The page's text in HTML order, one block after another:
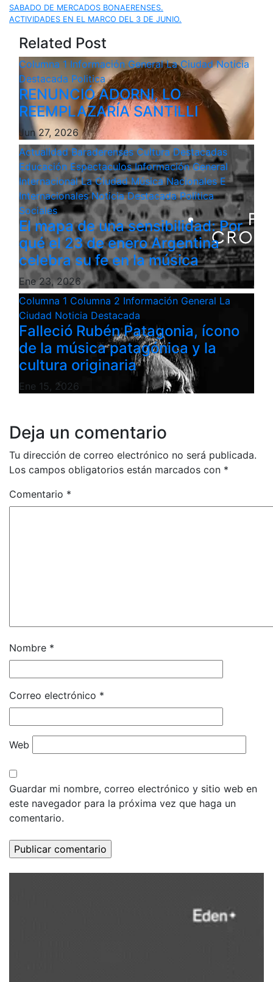
Navegación
de
entradas
SABADO DE MERCADOS BONAERENSES.
ACTIVIDADES EN EL MARCO DEL 3 DE JUNIO.
Related Post
Columna 1 Información GeneralLa CiudadNoticia
Destacada Politica
RENUNCIÓ ADORNI, LO
REEMPLAZARÍA SANTILLI
Jun 27, 2026
ActualidadBaraderensesCulturaDestacadas
Educación EspectaculosInformación General
InternacionalLa CiudadMúsicaNacionales E
InternacionalesNoticia DestacadaPolitica
Sociales
El mapa de una sensibilidad: Por
qué el 23 de enero Argentina
celebra su fe en la música
Ene 23, 2026
Columna 1 Columna 2 Información General La
Ciudad Noticia Destacada
Falleció Rubén Patagonia, ícono
de la música patagónica y la
cultura originaria
Ene 15, 2026
Deja un comentario
Tu dirección de correo electrónico no será publicada.
Los campos obligatorios están marcados con *
Comentario *
Nombre *
Correo electrónico *
Web
Guardar mi nombre, correo electrónico y sitio web en
este navegador para la próxima vez que haga un
comentario.